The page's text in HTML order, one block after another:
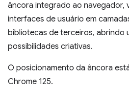
âncora integrado ao navegador,
interfaces de usuário em
bibliotecas de terceiros, abrindo
possibilidades criativas.
O posicionamento da âncora
Chrome 125.